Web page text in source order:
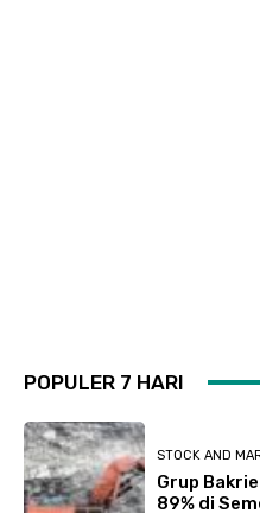
POPULER 7 HARI
STOCK AND
Grup
89% di